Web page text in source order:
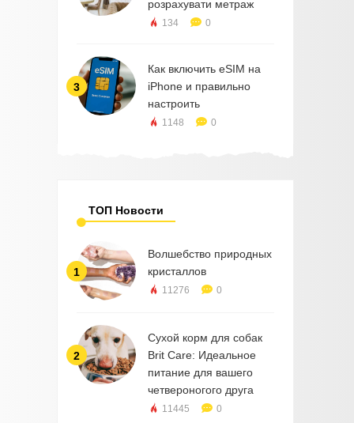
розрахувати метраж
134 0
3
Как включить eSIM на
iPhone и правильно
настроить
1148 0
ТОП Новости
1
Волшебство природных
кристаллов
11276 0
2
Сухой корм для собак
Brit Care: Идеальное
питание для вашего
четвероногого друга
11445 0